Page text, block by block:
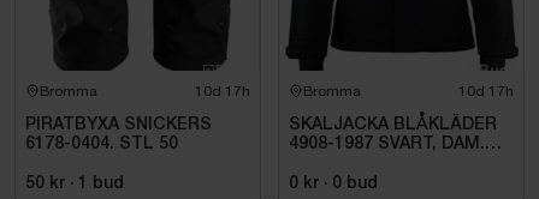
Bromma 10d 17h
PIRATBYXA SNICKERS
6178-0404. STL 50
50 kr · 1 bud
Bromma 10d 17h
SKALJACKA BLÅKLÄDER
4908-1987 SVART, DAM.
0 kr · 0 bud